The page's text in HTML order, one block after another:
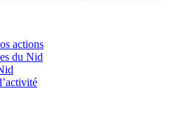
actions
du Nid